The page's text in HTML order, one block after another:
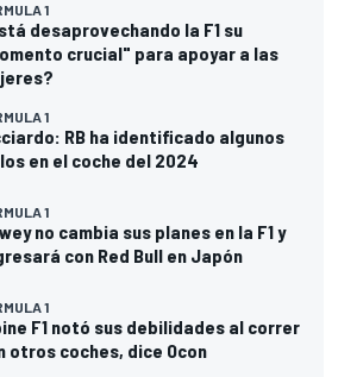
1
desaprovechando la F1 su
crucial" para apoyar a las
1
RB ha identificado algunos
en el coche del 2024
1
no cambia sus planes en la F1 y
con Red Bull en Japón
1
F1 notó sus debilidades al correr
otros coches, dice Ocon